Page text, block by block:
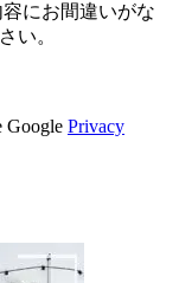
にお間違いがな
い。
Google Privacy